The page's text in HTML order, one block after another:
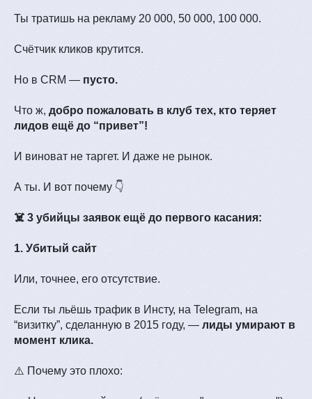
Ты тратишь на рекламу 20 000, 50 000, 100 000.
Счётчик кликов крутится.
Но в CRM — пусто.
Что ж, добро пожаловать в клуб тех, кто теряет
лидов ещё до “привет”!
И виноват не таргет. И даже не рынок.
А ты. И вот почему 👇
☠️ 3 убийцы заявок ещё до первого касания:
1. Убитый сайт
Или, точнее, его отсутствие.
Если ты льёшь трафик в Инсту, на Telegram, на
“визитку”, сделанную в 2015 году, — лиды умирают в
момент клика.
⚠️ Почему это плохо: